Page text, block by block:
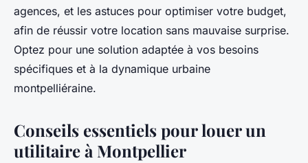
agences, et les astuces pour optimiser votre budget,
afin de réussir votre location sans mauvaise surprise.
Optez pour une solution adaptée à vos besoins
spécifiques et à la dynamique urbaine
montpelliéraine.
Conseils essentiels pour louer un
utilitaire à Montpellier